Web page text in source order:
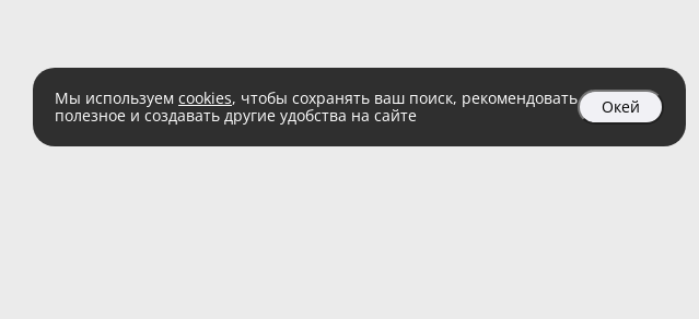
Мы используем cookies, чтобы сохранять ваш поиск, рекомендовать
полезное и создавать другие удобства на сайте
Окей